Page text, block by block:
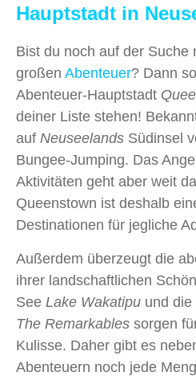
Hauptstadt in
Bist du noch auf der Suche
großen Abenteuer? Dann
Abenteuer‑Hauptstadt
deiner Liste stehen!
auf Neuseelands Südinsel
Bungee-Jumping. Das
Aktivitäten geht aber weit
Queenstown ist deshalb
Destinationen für jegliche
Außerdem überzeugt die
ihrer landschaftlichen
See Lake Wakatipu und
The Remarkables sorgen
Kulisse. Daher gibt es
Abenteuern noch jede